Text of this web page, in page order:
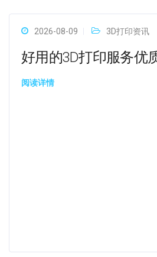
2026-08-09 3D打印资讯
好用的3D打印服务优
阅读详情